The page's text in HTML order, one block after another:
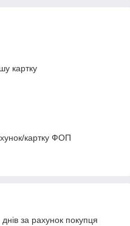
картку
картку ФОП
за рахунок покупця